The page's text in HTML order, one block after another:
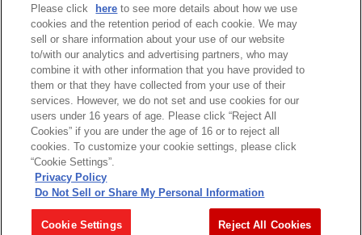
privacypolicy
Do Not Sell or Share My
Personal Information
ウェブサイトご利用条件
ソーシャルメディアポリシー
個人情報保護方針
お問い合わせ
©BANDAI
コピーライト一覧を表示する
Please click
here to see more details about how we use
cookies and the retention period of each cookie. We may
sell or share information about your use of our website
to/with our analytics and advertising partners, who may
combine it with other information that you have provided to
them or that they have collected from your use of their
services. However, we do not set and use cookies for our
users under 16 years of age. Please click “Reject All
Cookies” if you are under the age of 16 or to reject all
cookies. To customize your cookie settings, please click
“Cookie Settings”.
Privacy Policy
Do Not Sell or Share My Personal Information
Cookie Settings Reject All Cookies